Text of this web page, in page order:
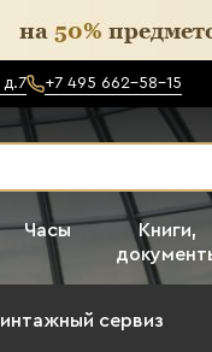
+7 495 662-58-15
Часы
Книги,
сервиз